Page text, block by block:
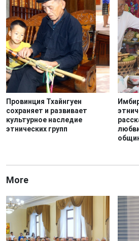
Провинция Тхайнгуен
сохраняет и развивает
культурное наследие
этнических групп
More